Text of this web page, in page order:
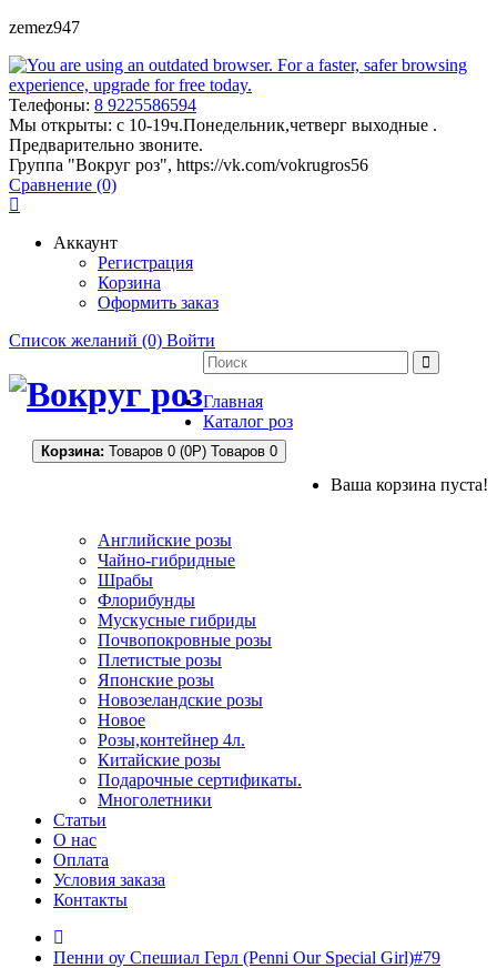
zemez947
Телефоны: 8 9225586594
Мы открыты: с 10-19ч.Понедельник,четверг выходные .
Предварительно звоните.
Группа "Вокруг роз", https://vk.com/vokrugros56
Сравнение (0)
Аккаунт
Регистрация
Корзина
Оформить заказ
Список желаний (0) Войти
Корзина: Товаров 0 (0Р) Товаров 0
Ваша корзина пуста!
Главная
Каталог роз
Английские розы
Чайно-гибридные
Шрабы
Флорибунды
Мускусные гибриды
Почвопокровные розы
Плетистые розы
Японские розы
Новозеландские розы
Новое
Розы,контейнер 4л.
Китайские розы
Подарочные сертификаты.
Многолетники
Статьи
О нас
Оплата
Условия заказа
Контакты
Пенни оу Спешиал Герл (Penni Our Special Girl)#79